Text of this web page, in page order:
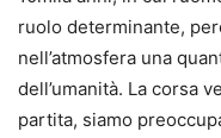
ruolo determinante,
nell’atmosfera una
dell’umanità. La corsa
partita, siamo